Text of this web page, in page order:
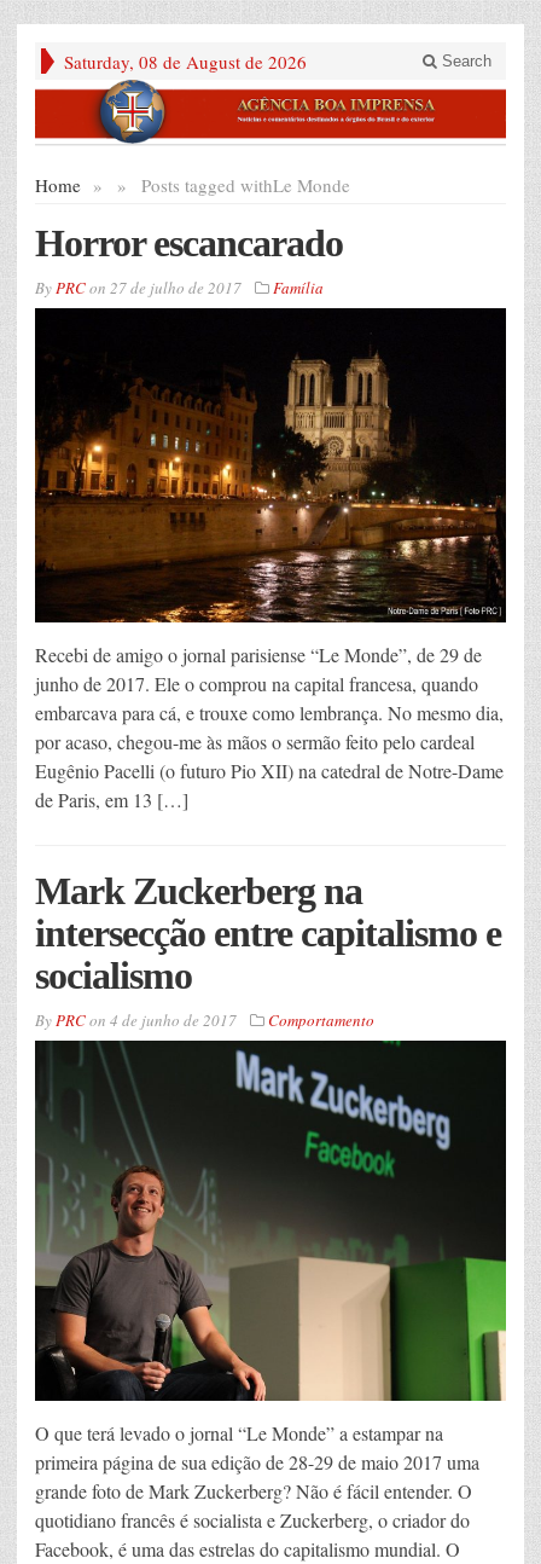
Saturday, 08 de August de 2026 Search
Home » Posts tagged with
» Le Monde
Horror escancarado
ByPRCon 27 de julho de 2017 Família
Recebi de amigo o jornal parisiense “Le Monde”, de 29 de
junho de 2017. Ele o comprou na capital francesa, quando
embarcava para cá, e trouxe como lembrança. No mesmo dia,
por acaso, chegou-me às mãos o sermão feito pelo cardeal
Eugênio Pacelli (o futuro Pio XII) na catedral de Notre-Dame
de Paris, em 13 […]
Mark Zuckerberg na
intersecção entre capitalismo e
socialismo
ByPRCon 4 de junho de 2017 Comportamento
O que terá levado o jornal “Le Monde” a estampar na
primeira página de sua edição de 28-29 de maio 2017 uma
grande foto de Mark Zuckerberg? Não é fácil entender. O
quotidiano francês é socialista e Zuckerberg, o criador do
Facebook, é uma das estrelas do capitalismo mundial. O